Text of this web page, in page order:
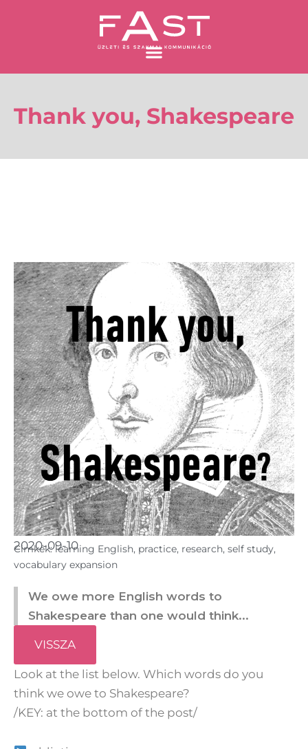
Thank you, Shakespeare
2020-09-10
Cimkék: learning English, practice, research, self study,
vocabulary expansion
We owe more English words to
Shakespeare than one would think...
VISSZA
Look at the list below. Which words do you
think we owe to Shakespeare?
/KEY: at the bottom of the post/